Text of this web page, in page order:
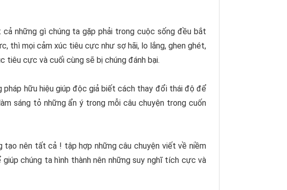
những gì chúng ta gặp phải trong cuộc sống đều bắt
thì mọi cảm xúc tiêu cực như sợ hãi, lo lắng, ghen ghét,
cực và cuối cùng sẽ bị chúng đánh bại.
pháp hữu hiệu giúp độc giả biết cách thay đổi thái độ để
sáng tỏ những ẩn ý trong mỗi câu chuyện trong cuốn
nên tất cả ! tập hợp những câu chuyện viết về niềm
chúng ta hình thành nên những suy nghĩ tích cực và